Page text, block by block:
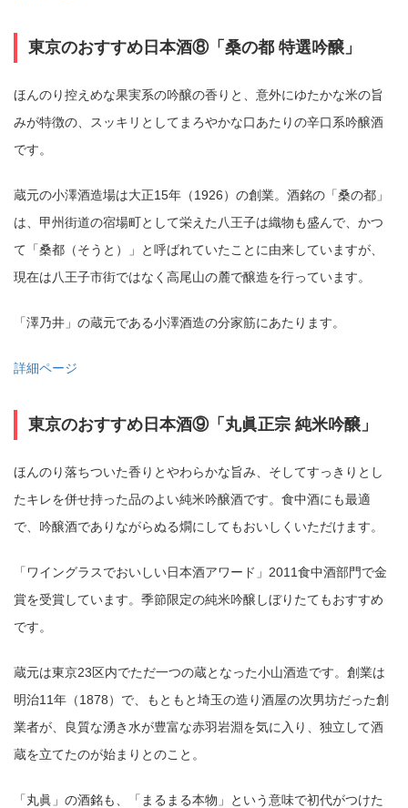
東京のおすすめ日本酒⑧「桑の都 特選吟醸」
ほんのり控えめな果実系の吟醸の香りと、意外にゆたかな米の旨
みが特徴の、スッキリとしてまろやかな口あたりの辛口系吟醸酒
です。
蔵元の小澤酒造場は大正15年（1926）の創業。酒銘の「桑の都」
は、甲州街道の宿場町として栄えた八王子は織物も盛んで、かつ
て「桑都（そうと）」と呼ばれていたことに由来していますが、
現在は八王子市街ではなく高尾山の麓で醸造を行っています。
「澤乃井」の蔵元である小澤酒造の分家筋にあたります。
詳細ページ
東京のおすすめ日本酒⑨「丸眞正宗 純米吟醸」
ほんのり落ちついた香りとやわらかな旨み、そしてすっきりとし
たキレを併せ持った品のよい純米吟醸酒です。食中酒にも最適
で、吟醸酒でありながらぬる燗にしてもおいしくいただけます。
「ワイングラスでおいしい日本酒アワード」2011食中酒部門で金
賞を受賞しています。季節限定の純米吟醸しぼりたてもおすすめ
です。
蔵元は東京23区内でただ一つの蔵となった小山酒造です。創業は
明治11年（1878）で、もともと埼玉の造り酒屋の次男坊だった創
業者が、良質な湧き水が豊富な赤羽岩淵を気に入り、独立して酒
蔵を立てたのが始まりとのこと。
「丸眞」の酒銘も、「まるまる本物」という意味で初代がつけた